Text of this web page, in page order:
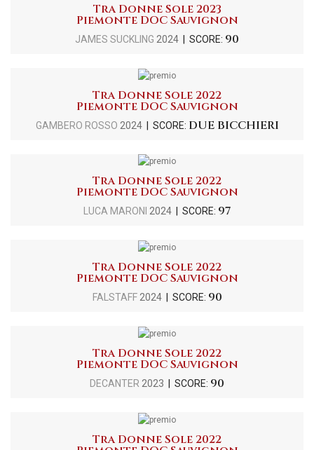
Tra Donne Sole 2023
Piemonte DOC Sauvignon
JAMES SUCKLING 2024 | SCORE: 90
Tra Donne Sole 2022
Piemonte DOC Sauvignon
GAMBERO ROSSO 2024| SCORE: DUE BICCHIERI
Tra Donne Sole 2022
Piemonte DOC Sauvignon
LUCA MARONI 2024 | SCORE: 97
Tra Donne Sole 2022
Piemonte DOC Sauvignon
FALSTAFF2024| SCORE: 90
Tra Donne Sole 2022
Piemonte DOC Sauvignon
DECANTER 2023 | SCORE: 90
Tra Donne Sole 2022